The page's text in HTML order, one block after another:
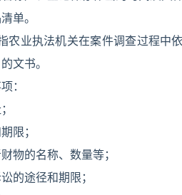
单。
农业执法机关在案件调查过程中
文书。
：
限；
物的名称、数量等；
的途径和期限；